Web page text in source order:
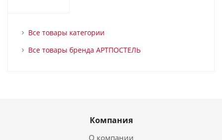
Все товары категории
Все товары бренда АРТПОСТЕЛЬ
Компания
О компании